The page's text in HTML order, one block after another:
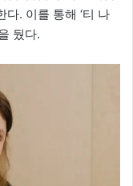
. 이를 통해 ‘티 나
뒀다.